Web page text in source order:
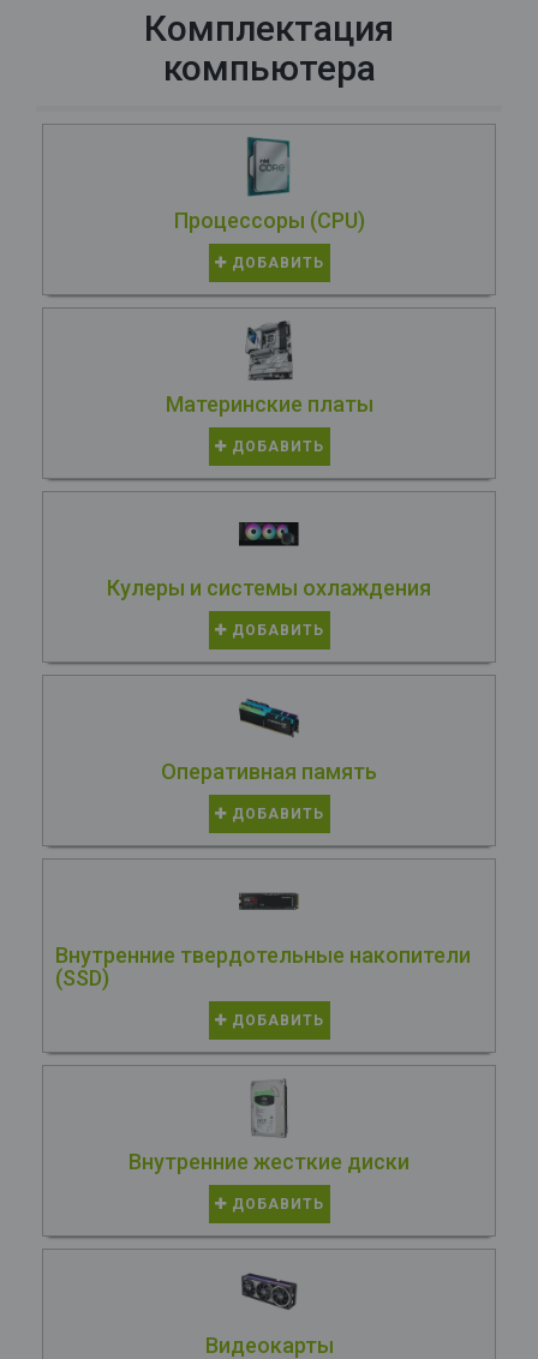
Комплектация
компьютера
Процессоры (CPU)
ДОБАВИТЬ
Материнские платы
ДОБАВИТЬ
Кулеры и системы охлаждения
ДОБАВИТЬ
Оперативная память
ДОБАВИТЬ
Внутренние твердотельные накопители
(SSD)
ДОБАВИТЬ
Внутренние жесткие диски
ДОБАВИТЬ
Видеокарты